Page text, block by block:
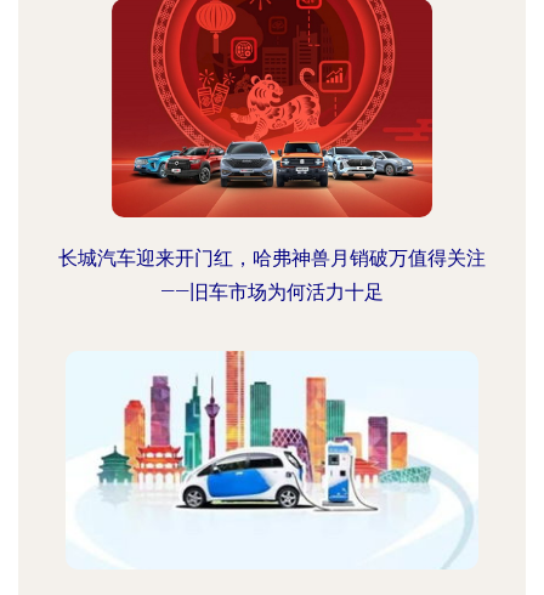
长城汽车迎来开门红，哈弗神兽月销破万值得关注
——旧车市场为何活力十足